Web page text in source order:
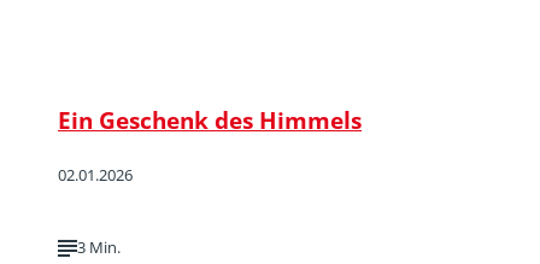
Ein Geschenk des Himmels
02.01.2026
3 Min.